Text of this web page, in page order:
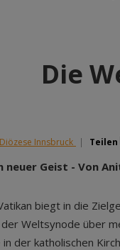
Die
Diözese Innsbruck | Teilen
neuer Geist - Von
biegt in die
Weltsynode über
der katholischen